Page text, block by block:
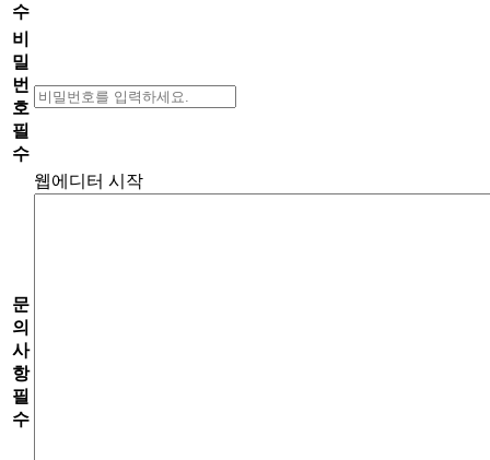
수
비
밀
번
호
필
수
문
의
사
항
필
수
웹에디터 시작